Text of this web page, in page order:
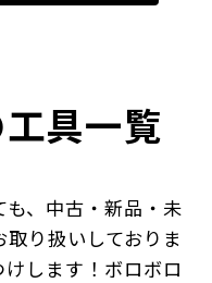
具一覧
、中古・新品・未
り扱いしておりま
します！ボロボロ